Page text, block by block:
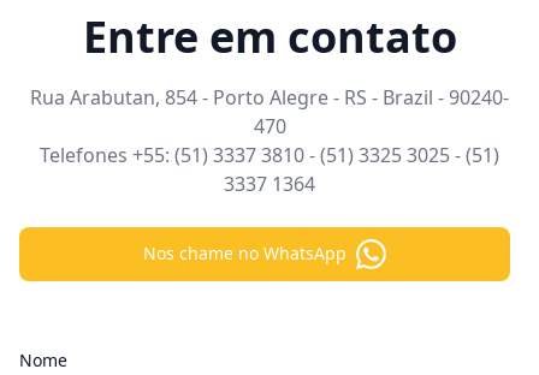
Entre em contato
Rua Arabutan, 854 - Porto Alegre - RS - Brazil - 90240-
470
Telefones +55: (51) 3337 3810 - (51) 3325 3025 - (51)
3337 1364
Nos chame no WhatsApp
Nome